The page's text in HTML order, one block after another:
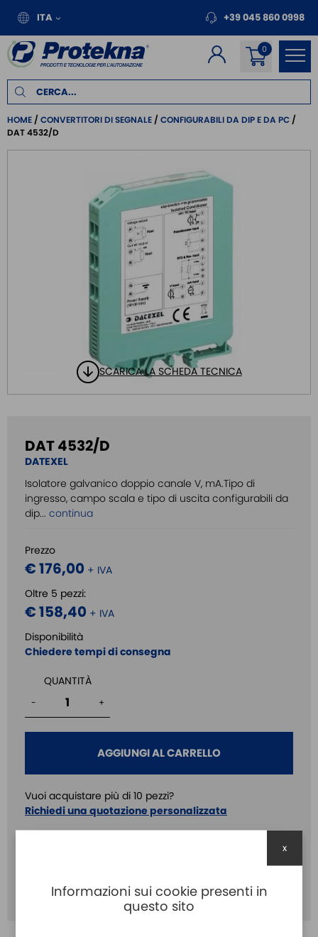
ITA +39 045 860 0998
HOME CONVERTITORI DI SEGNALE
CONFIGURABILI DA DIP E DA PC
DAT 4532/D
SCARICA LA SCHEDA TECNICA
DAT 4532/D
DATEXEL
Isolatore galvanico doppio canale V, mA.Tipo di
ingresso, campo scala e tipo di uscita configurabili da
dip... continua
Prezzo
€ 176,00 + IVA
Oltre 5 pezzi:
€ 158,40 + IVA
Disponibilità
Chiedere tempi di consegna
QUANTITÀ
- +
AGGIUNGI AL CARRELLO
Vuoi acquistare più di 10 pezzi?
Richiedi una quotazione personalizzata
Isolated: SI
Informazioni sui cookie presenti in
questo sito
x